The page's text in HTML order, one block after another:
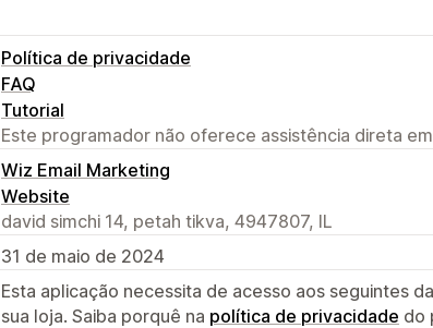
Política de privacidade
FAQ
Tutorial
Este programador não oferece assistência direta
Wiz Email Marketing
Website
david simchi 14, petah tikva, 4947807, IL
31 de maio de 2024
Esta aplicação necessita de acesso aos seguintes
sua loja. Saiba porquê na política de privacidade do